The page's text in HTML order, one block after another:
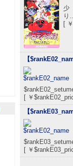
り
[
【
[ ￥
【
[ ￥